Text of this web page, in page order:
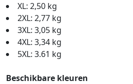
XL: 2,50 kg
2XL: 2,77 kg
3XL: 3,05 kg
4XL: 3,34 kg
5XL: 3.61 kg
Beschikbare kleuren